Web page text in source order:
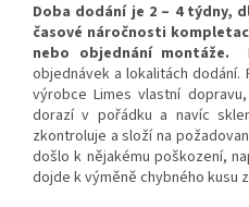
Doba dodání je 2 – 4 týdny,
časové náročnosti
nebo objednání montáže.
objednávek a lokalitách
výrobce Limes vlastní
dorazí v pořádku a navíc
zkontroluje a složí na
došlo k nějakému poškození,
dojde k výměně chybného kusu